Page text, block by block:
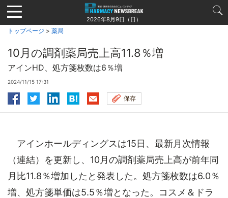
Jump
to
navigation
2026年8月9日（日）
トップページ > 薬局
10月の調剤薬局売上高11.8％増
アインHD、処方箋枚数は6％増
2024/11/15 17:31
保存
アインホールディングスは15日、最新月次情報
（連結）を更新し、10月の調剤薬局売上高が前年同
月比11.8％増加したと発表した。処方箋枚数は6.0％
増、処方箋単価は5.5％増となった。コスメ＆ドラ